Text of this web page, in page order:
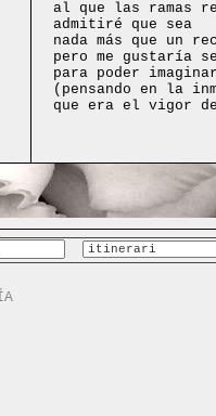
al que las ramas
admitiré que sea
nada más que un
pero me gustaría
para poder imaginar
(pensando en la
que era el vigor